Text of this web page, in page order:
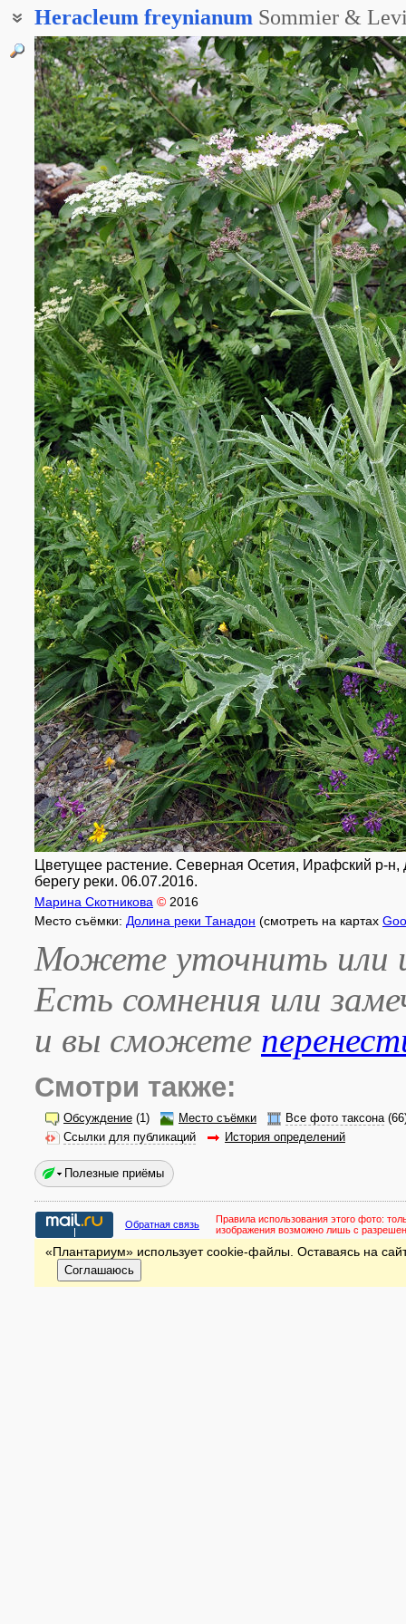
Heracleum freynianum Sommier &
Борщевик известняковый
Борщевик колхидский
Цветущее растение. Северная Осетия, Ирафский р-
берегу реки. 06.07.2016.
Марина Скотникова © 2016
Место съёмки: Долина реки Танадон (смотреть на картах
Можете уточнить или
Есть сомнения или
и вы сможете
Смотри также:
Обсуждение (1) Место съёмки Все фото таксона
Ссылки для публикаций
История определений
Полезные приёмы
Обратная связь Правила использования этого фото:
изображения возможно лишь с
«Плантариум» использует cookie-файлы. Оставаясь на
Соглашаюсь